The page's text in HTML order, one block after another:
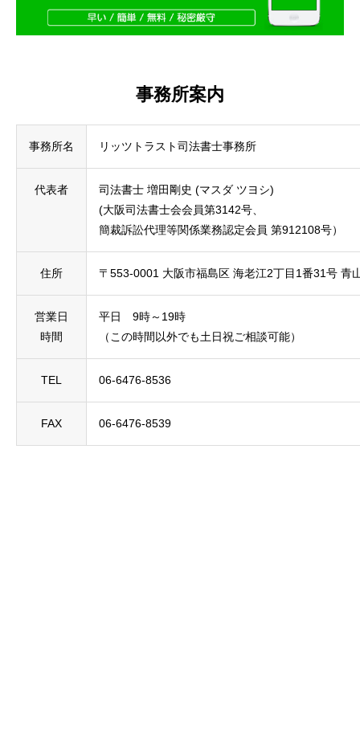
事務所案内
事務所名 リッツトラスト司法書士事務所
代表者
司法書士 増田剛史 (マスダ ツヨシ)
(大阪司法書士会会員第3142号、
簡裁訴訟代理等関係業務認定会員 第912108号）
住所 〒553-0001 大阪市福島区 海老江2丁目1番31号 青
営業日
時間
平日 9時～19時
（この時間以外でも土日祝ご相談可能）
TEL 06-6476-8536
FAX 06-6476-8539